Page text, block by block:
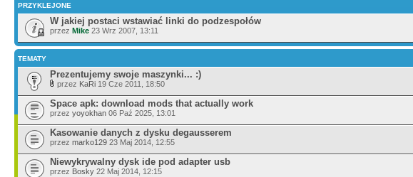
PRZYKLEJONE
W jakiej postaci wstawiać linki do podzespołów
przez Mike 23 Wrz 2007, 13:11
TEMATY
Prezentujemy swoje maszynki... :)
przez KaRi 19 Cze 2011, 18:50
Space apk: download mods that actually work
przez yoyokhan 06 Paź 2025, 13:01
Kasowanie danych z dysku degausserem
przez marko129 23 Maj 2014, 12:55
Niewykrywalny dysk ide pod adapter usb
przez Bosky 22 Maj 2014, 12:15